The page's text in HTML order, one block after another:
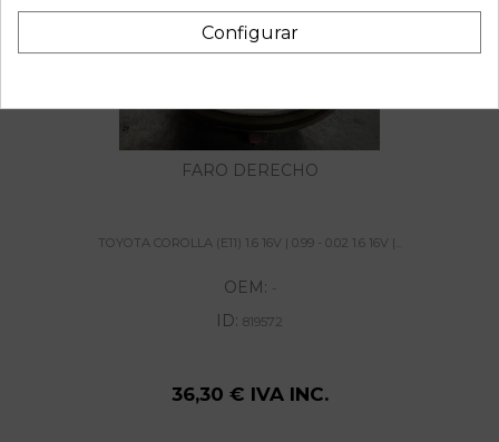
FARO DERECHO
TOYOTA COROLLA (E11) 1.6 16V | 0.99 - 0.02 1.6 16V |...
OEM: -
ID: 819572
36,30 € IVA INC.
Configurar